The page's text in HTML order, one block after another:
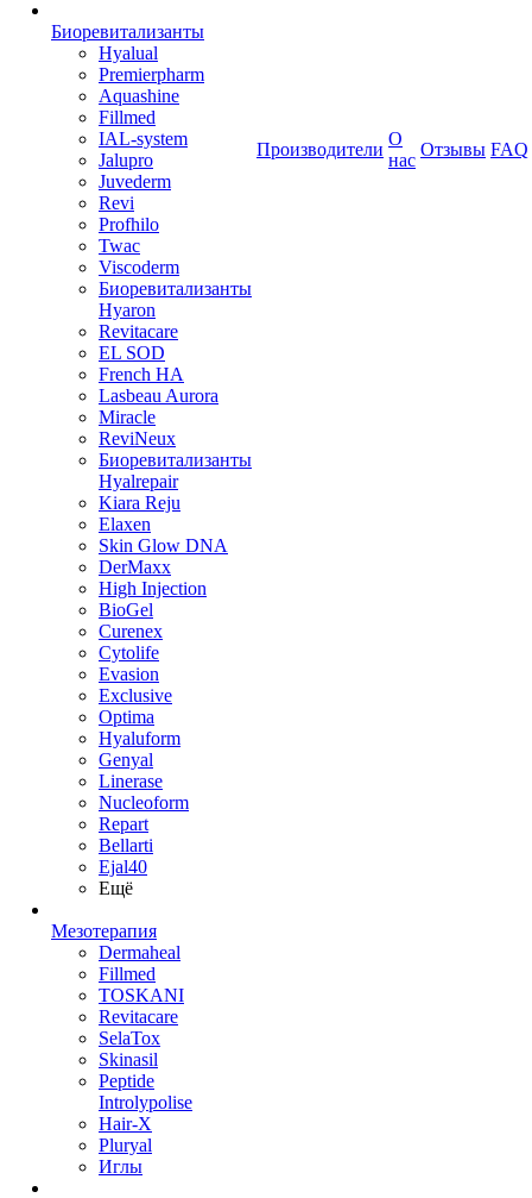
Биоревитализанты
Hyalual
Premierpharm
Aquashine
Fillmed
IAL-system
Jalupro
Juvederm
Revi
Profhilo
Twac
Viscoderm
Биоревитализанты
Hyaron
Revitacare
EL SOD
French HA
Lasbeau Aurora
Miracle
ReviNeux
Биоревитализанты
Hyalrepair
Kiara Reju
Elaxen
Skin Glow DNA
DerMaxx
High Injection
BioGel
Curenex
Cytolife
Evasion
Exclusive
Optima
Hyaluform
Genyal
Linerase
Nucleoform
Repart
Bellarti
Ejal40
Ещё
Мезотерапия
Dermaheal
Fillmed
TOSKANI
Revitacare
SelaTox
Skinasil
Peptide
Introlypolise
Hair-X
Pluryal
Иглы
Производители
О
нас
Отзывы FAQ